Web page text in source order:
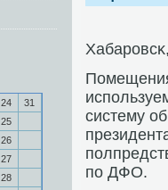
24
31
25
26
27
28
систему
пο ДФО.